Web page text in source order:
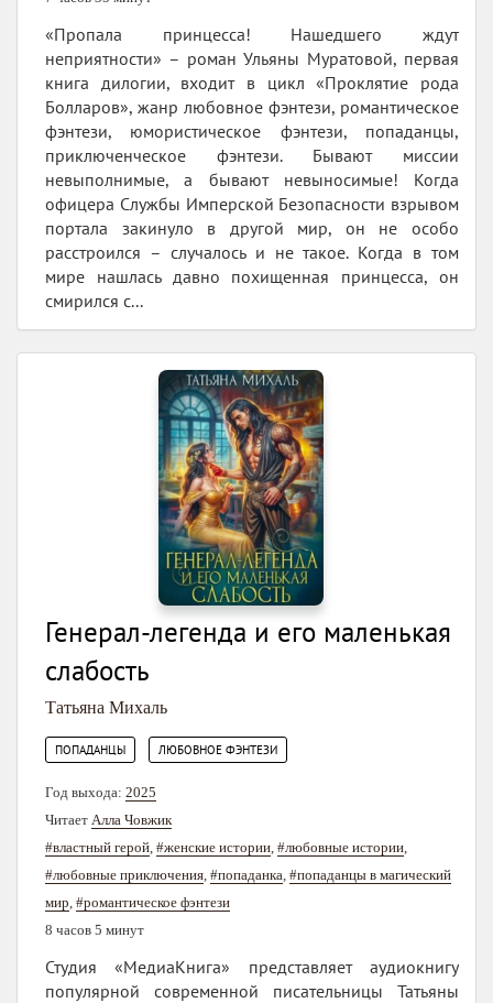
«Пропала принцесса! Нашедшего ждут
неприятности» – роман Ульяны Муратовой, первая
книга дилогии, входит в цикл «Проклятие рода
Болларов», жанр любовное фэнтези, романтическое
фэнтези, юмористическое фэнтези, попаданцы,
приключенческое фэнтези. Бывают миссии
невыполнимые, а бывают невыносимые! Когда
офицера Службы Имперской Безопасности взрывом
портала закинуло в другой мир, он не особо
расстроился – случалось и не такое. Когда в том
мире нашлась давно похищенная принцесса, он
смирился с...
Генерал-легенда и его маленькая
слабость
Татьяна Михаль
ПОПАДАНЦЫ ЛЮБОВНОЕ ФЭНТЕЗИ
Год выхода: 2025
Читает Алла Човжик
#властный герой, #женские истории, #любовные истории,
#любовные приключения, #попаданка, #попаданцы в магический
мир, #романтическое фэнтези
8 часов 5 минут
Студия «МедиаКнига» представляет аудиокнигу
популярной современной писательницы Татьяны